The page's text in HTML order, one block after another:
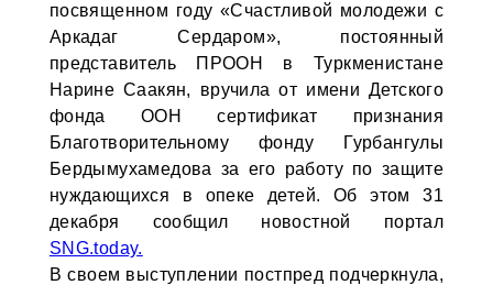
посвященном году «Счастливой молодежи с
Аркадаг Сердаром», постоянный
представитель ПРООН в Туркменистане
Нарине Саакян, вручила от имени Детского
фонда ООН сертификат признания
Благотворительному фонду Гурбангулы
Бердымухамедова за его работу по защите
нуждающихся в опеке детей. Об этом 31
декабря сообщил новостной портал
SNG.today.
В своем выступлении постпред подчеркнула,